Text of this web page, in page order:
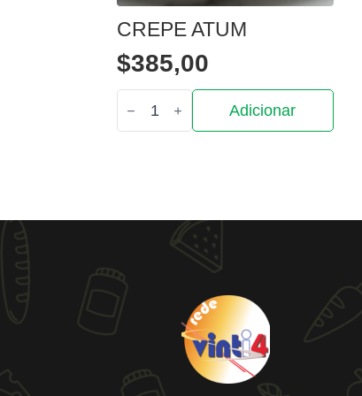
CREPE ATUM
$385,00
Quantidade
de
Crepe
Adicionar